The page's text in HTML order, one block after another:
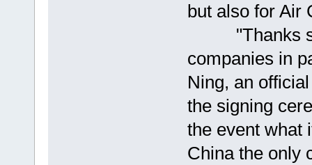
but also for Air
"Thanks
companies in
Ning, an
the signing
the event what
China the only